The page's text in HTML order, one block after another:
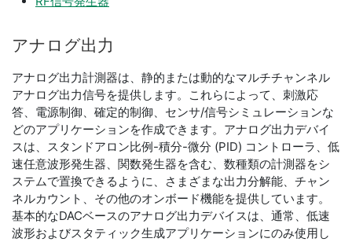
アナログ出力
アナログ出力計測器は、静的または動的なマルチチャンネル
アナログ出力信号を提供します。これらによって、刺激応
答、電源制御、確定的制御、センサ/信号シミュレーションな
どのアプリケーションを作成できます。アナログ出力デバイ
スは、スタンドアロン比例-積分-微分 (PID) コントローラ、低
速任意波形発生器、関数発生器を含む、数種類の計測器をシ
ステムで置換できるように、さまざまな出力分解能、チャン
ネルカウント、その他のオンボード機能を提供しています。
基本的なDACベースのアナログ出力デバイスは、通常、低速
波形およびスタティック生成アプリケーションにのみ使用し